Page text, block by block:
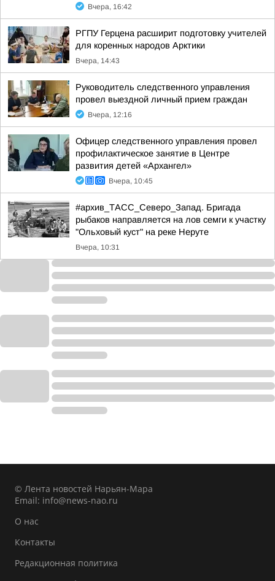
Вчера, 16:42
РГПУ Герцена расширит подготовку учителей
для коренных народов Арктики
Вчера, 14:43
Руководитель следственного управления
провел выездной личный прием граждан
Вчера, 12:16
Офицер следственного управления провел
профилактическое занятие в Центре
развития детей «Архангел»
Вчера, 10:45
#архив_ТАСС_Северо_Запад. Бригада
рыбаков направляется на лов семги к участку
"Ольховый куст" на реке Неруте
Вчера, 10:31
© Лента новостей Нарьян-Мара
Email: info@news-nao.ru
О нас
Контакты
Редакционная политика